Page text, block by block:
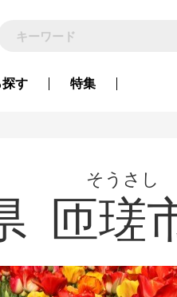
探す 特集
匝瑳
そうさし